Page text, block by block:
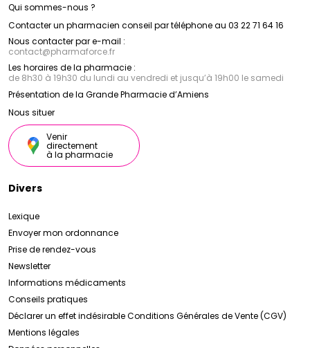
Qui sommes-nous ?
Contacter un pharmacien conseil par téléphone au 03 22 71 64 16
Nous contacter par e-mail :
contact@pharmaforce.fr
Les horaires de la pharmacie :
de 8h30 à 19h30 du lundi au vendredi et jusqu’à 19h00 le samedi
Présentation de la Grande Pharmacie d’Amiens
Nous situer
Venir
directement
à la pharmacie
Divers
Lexique
Envoyer mon ordonnance
Prise de rendez-vous
Newsletter
Informations médicaments
Conseils pratiques
Déclarer un effet indésirableConditions Générales de Vente (CGV)
Mentions légales